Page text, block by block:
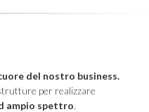
del nostro business.
per realizzare
ampio spettro.